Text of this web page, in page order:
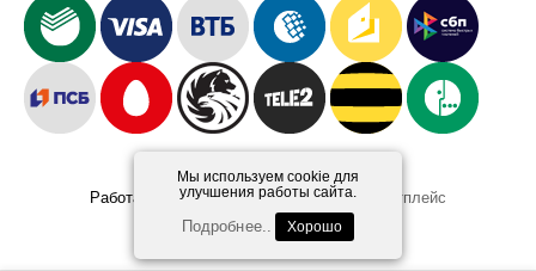
Мы используем cookie для
улучшения работы сайта.
Подробнее.. Хорошо
Работает на платформеШопидеал.Маркетплейс
Design and DevelopmentAfsun